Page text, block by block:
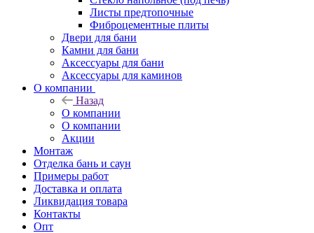
Листы предтопочные
Фиброцементные плиты
Двери для бани
Камни для бани
Аксессуары для бани
Аксессуары для каминов
О компании
Назад
О компании
О компании
Акции
Монтаж
Отделка бань и саун
Примеры работ
Доставка и оплата
Ликвидация товара
Контакты
Опт